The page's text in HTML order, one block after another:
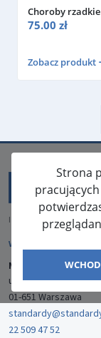
Choroby rzadkie
75.00 zł
Zobacz produkt
Strona
ISSN: 2080-5438
WYDAWCA
Media-Press Sp. z
ul. Gwiaździsta 7B/8
01-651 Warszawa
22 509 47 52